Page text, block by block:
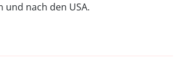
nach den USA.